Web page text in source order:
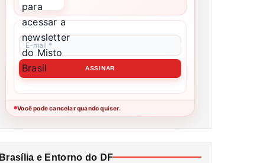
●Você pode cancelar quando quiser.
Brasília e Entorno do DF